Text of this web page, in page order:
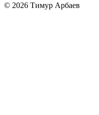
© 2026 Тимур Арбаев